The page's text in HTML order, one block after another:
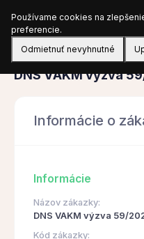
Obstarávanie
DNS VAKM výzva
Informácie o
Informácie
Názov zákazky:
DNS VAKM výzva 59/
Kód zákazky:
Používame cookies na
preferencie.
Odmietnuť nevyhnutné